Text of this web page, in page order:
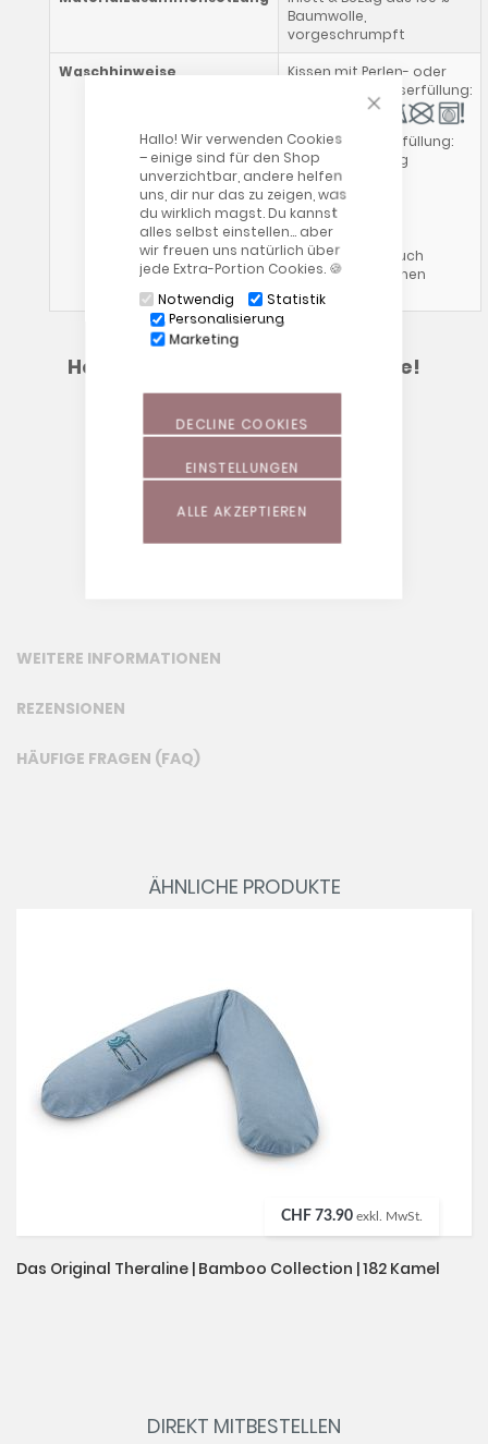
CLOSE
Hallo! Wir verwenden Cookies
– einige sind für den Shop
unverzichtbar, andere helfen
uns, dir nur das zu zeigen, was
du wirklich magst. Du kannst
alles selbst einstellen… aber
wir freuen uns natürlich über
jede Extra-Portion Cookies. 🍪
Notwendig
Statistik
Personalisierung
Marketing
ALLE AKZEPTIEREN
EINSTELLUNGEN
DECLINE COOKIES
Baumwolle,
vorgeschrumpft
Waschhinweise
Kissen mit Perlen- oder
Polyesterhohlfaserfüllung:
Kissen mit Dinkelfüllung:
Gewicht ca. 4,5kg
Außenbezug:
Bitte beachte auch
unsere allgemeinen
Waschhinweise
Hebammen empfehlen Theraline!
Erfahre hier, warum:
WEITERE INFORMATIONEN
REZENSIONEN
HÄUFIGE FRAGEN (FAQ)
ÄHNLICHE PRODUKTE
CHF 73.90 exkl. MwSt.
Das Original Theraline | Bamboo Collection | 182 Kamel
DIREKT MITBESTELLEN